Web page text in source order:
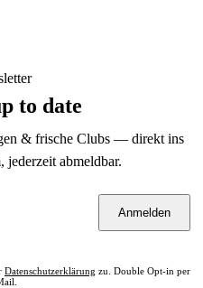
to date
& frische Clubs — direkt ins
jederzeit abmeldbar.
Anmelden
Datenschutzerklärung zu. Double Opt-in per